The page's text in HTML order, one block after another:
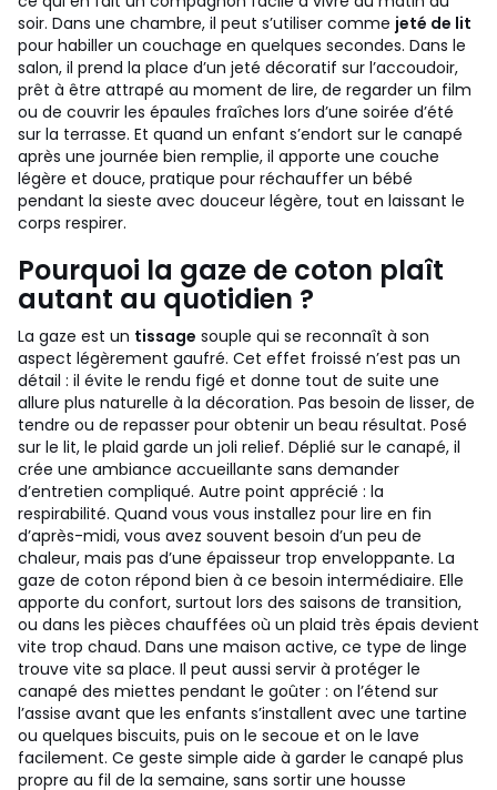
soir. Dans une chambre, il peut s’utiliser comme jeté de lit
pour habiller un couchage en quelques secondes. Dans le
salon, il prend la place d’un jeté décoratif sur l’accoudoir,
prêt à être attrapé au moment de lire, de regarder un film
ou de couvrir les épaules fraîches lors d’une soirée d’été
sur la terrasse. Et quand un enfant s’endort sur le canapé
après une journée bien remplie, il apporte une couche
légère et douce, pratique pour réchauffer un bébé
pendant la sieste avec douceur légère, tout en laissant le
corps respirer.
Pourquoi la gaze de coton plaît
autant au quotidien ?
La gaze est un tissage souple qui se reconnaît à son
aspect légèrement gaufré. Cet effet froissé n’est pas un
détail : il évite le rendu figé et donne tout de suite une
allure plus naturelle à la décoration. Pas besoin de lisser, de
tendre ou de repasser pour obtenir un beau résultat. Posé
sur le lit, le plaid garde un joli relief. Déplié sur le canapé, il
crée une ambiance accueillante sans demander
d’entretien compliqué. Autre point apprécié : la
respirabilité. Quand vous vous installez pour lire en fin
d’après-midi, vous avez souvent besoin d’un peu de
chaleur, mais pas d’une épaisseur trop enveloppante. La
gaze de coton répond bien à ce besoin intermédiaire. Elle
apporte du confort, surtout lors des saisons de transition,
ou dans les pièces chauffées où un plaid très épais devient
vite trop chaud. Dans une maison active, ce type de linge
trouve vite sa place. Il peut aussi servir à protéger le
canapé des miettes pendant le goûter : on l’étend sur
l’assise avant que les enfants s’installent avec une tartine
ou quelques biscuits, puis on le secoue et on le lave
facilement. Ce geste simple aide à garder le canapé plus
propre au fil de la semaine, sans sortir une housse